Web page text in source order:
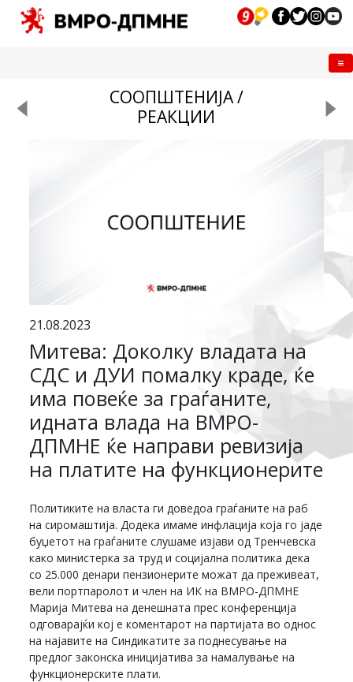
СООПШТЕНИЈА /
РЕАКЦИИ
21.08.2023
Митева: Доколку владата на
СДС и ДУИ помалку краде, ќе
има повеќе за граѓаните,
идната влада на ВМРО-
ДПМНЕ ќе направи ревизија
на платите на функционерите
Политиките на власта ги доведоа граѓаните на раб
на сиромаштија. Додека имаме инфлација која го јаде
буџетот на граѓаните слушаме изјави од Тренчевска
како министерка за труд и социјална политика дека
со 25.000 денари пензионерите можат да преживеат,
вели портпаролот и член на ИК на ВМРО-ДПМНЕ
Марија Митева на денешната прес конференција
одговарајќи кој е коментарот на партијата во однос
на најавите на Синдикатите за поднесување на
предлог законска иницијатива за намалување на
функционерските плати.